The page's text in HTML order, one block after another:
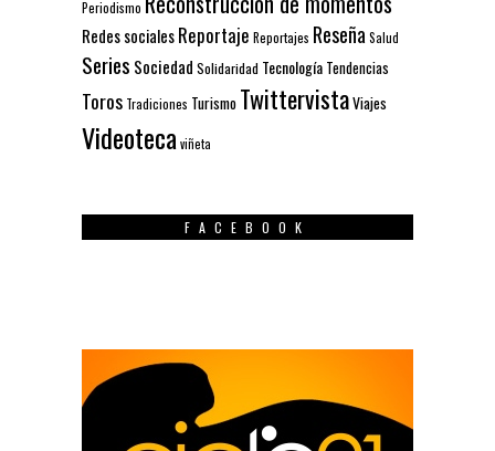
Periodismo
Redes socialesReportaje Reportajes Reseña Salud
Series Sociedad Solidaridad Tecnología Tendencias
Toros Tradiciones Turismo TwittervistaViajes
Videoteca viñeta
FACEBOOK